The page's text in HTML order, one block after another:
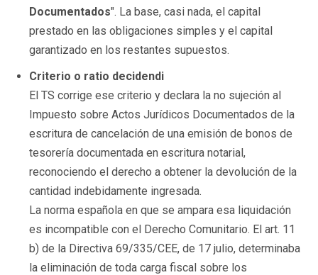
Documentados". La base, casi nada, el capital
prestado en las obligaciones simples y el capital
garantizado en los restantes supuestos.
Criterio o ratio decidendi
El TS corrige ese criterio y declara la no sujeción al
Impuesto sobre Actos Jurídicos Documentados de la
escritura de cancelación de una emisión de bonos de
tesorería documentada en escritura notarial,
reconociendo el derecho a obtener la devolución de la
cantidad indebidamente ingresada.
La norma española en que se ampara esa liquidación
es incompatible con el Derecho Comunitario. El art. 11
b) de la Directiva 69/335/CEE, de 17 julio, determinaba
la eliminación de toda carga fiscal sobre los